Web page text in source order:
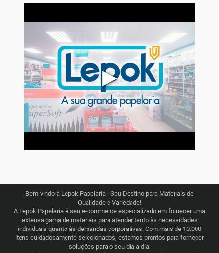
▶
Bem-vindo à Lepok Papelaria - Seu Destino para Materiais de
Qualidade e Variedade!
A Lepok Papelaria é seu e-commerce especializado em fornecer uma
extensa gama de materiais para atender tanto às necessidades
individuais quanto às demandas corporativas. Com mais de 10.000
itens cuidadosamente selecionados, estamos prontos para fornecer
soluções para o seu dia a dia.